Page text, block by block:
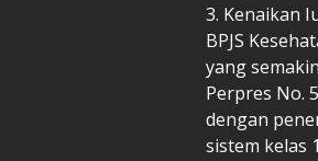
3. Kenaikan
BPJS
yang
Perpres No.
dengan
sistem kelas